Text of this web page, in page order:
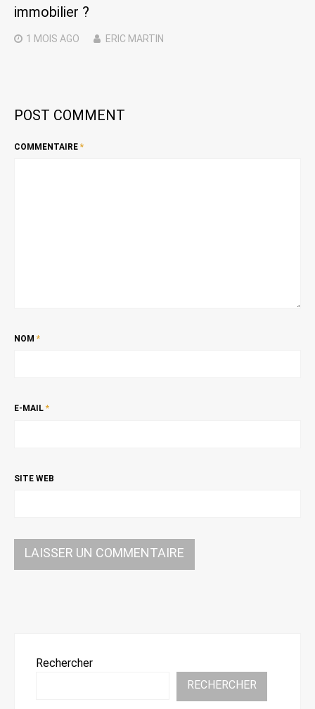
immobilier ?
1 MOIS AGO ERIC MARTIN
POST COMMENT
COMMENTAIRE *
NOM *
E-MAIL *
SITE WEB
Rechercher
RECHERCHER